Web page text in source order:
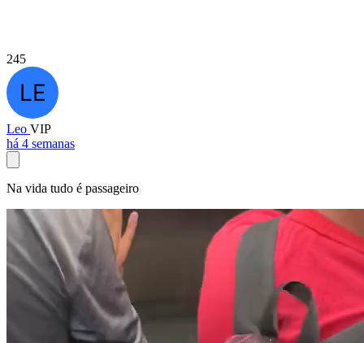
245
Leo VIP
há 4 semanas
Na vida tudo é passageiro